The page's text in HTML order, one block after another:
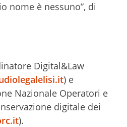
nome è nessuno”, di
Digital&Law
) e
Nazionale Operatori e
digitale dei
).